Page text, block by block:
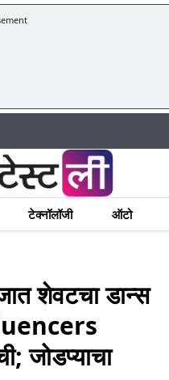
टेक्नॉलॉजी ऑटो
शेवटचा डान्स